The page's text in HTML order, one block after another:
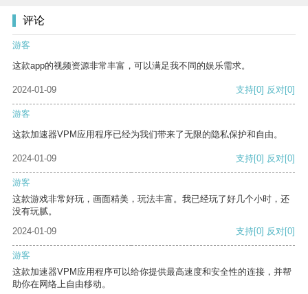
评论
游客
这款app的视频资源非常丰富，可以满足我不同的娱乐需求。
2024-01-09 支持[0] 反对[0]
游客
这款加速器VPM应用程序已经为我们带来了无限的隐私保护和自由。
2024-01-09 支持[0] 反对[0]
游客
这款游戏非常好玩，画面精美，玩法丰富。我已经玩了好几个小时，还
没有玩腻。
2024-01-09
支持[0] 反对[0]
游客
这款加速器VPM应用程序可以给你提供最高速度和安全性的连接，并帮
助你在网络上自由移动。